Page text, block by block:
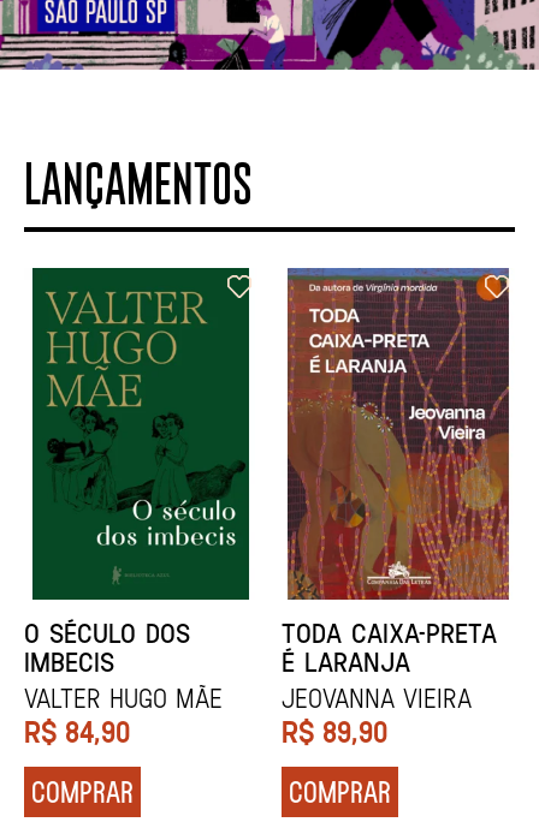
LANÇAMENTOS
NÓDOA
Calila da Mercê
R$ 79,90
COMPRAR
NARRAR HISTÓRIAS
John Berger
R$ 84,90
COMPRAR